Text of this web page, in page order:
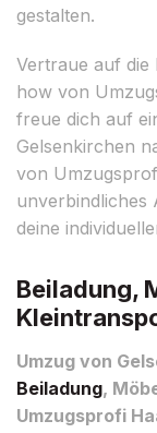
gestalten.
Vertraue auf die
how von
freue dich auf
Gelsenkirchen
von
unverbindliches
deine
Beiladung,
Umzug von
Beiladung,
Umzugsprofi